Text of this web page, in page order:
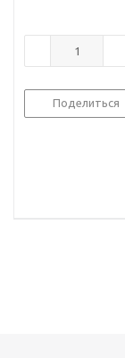
Поделиться